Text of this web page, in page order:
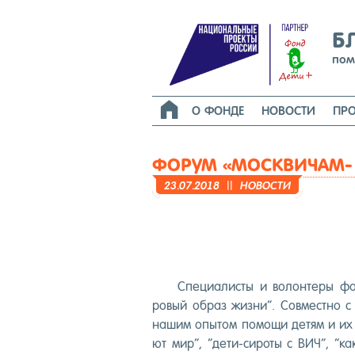
 О ФОНДЕ НОВОСТИ
ФОРУМ
23.07.2018 НО­ВОС­ТИ
Спе­ци­алис­ты и во­лон­те­ры
ровый об­раз жиз­ни”. Сов­мес­тно
на­шим опы­том по­мощи де­тям и их
ют мир”, “де­ти-си­роты с ВИЧ”,